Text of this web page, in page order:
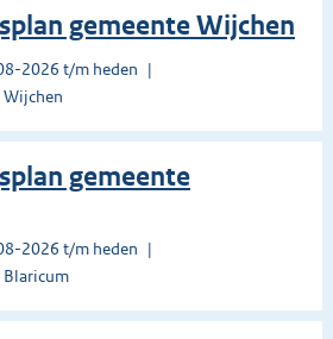
gemeente Wijchen
2026 t/m heden
gemeente
2026 t/m heden
Blaricum